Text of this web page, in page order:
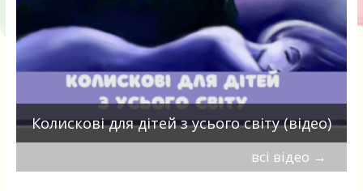
Колискові для дітей з усього світу (відео)
всі відео →